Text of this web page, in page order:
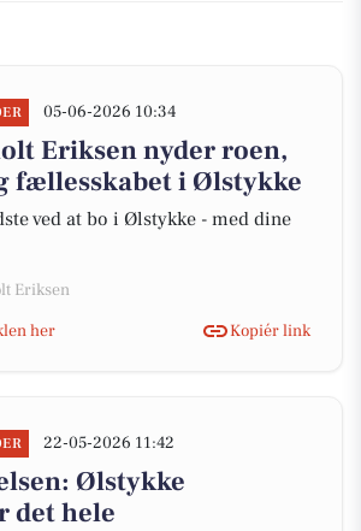
05-06-2026 10:34
Eriksen nyder roen,
fællesskabet i Ølstykke
ved at bo i Ølstykke - med dine
Eriksen
her
Kopiér link
22-05-2026 11:42
Ølstykke
det hele